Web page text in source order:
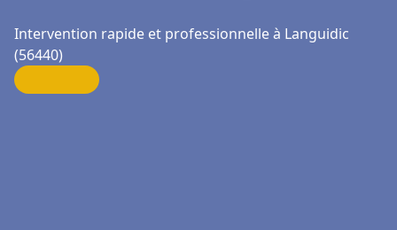
Intervention rapide et professionnelle à Languidic
(56440)